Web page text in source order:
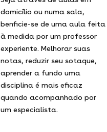
domicílio ou numa sala,
benficie-se de uma aula feita
à medida por um professor
experiente. Melhorar suas
notas, reduzir seu sotaque,
aprender a fundo uma
disciplina é mais eficaz
quando acompanhado por
um especialista.